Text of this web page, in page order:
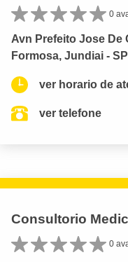
0
Avn Prefeito Jose De
Formosa, Jundiai - SP
ver horario de
ver telefone
Consultorio
0